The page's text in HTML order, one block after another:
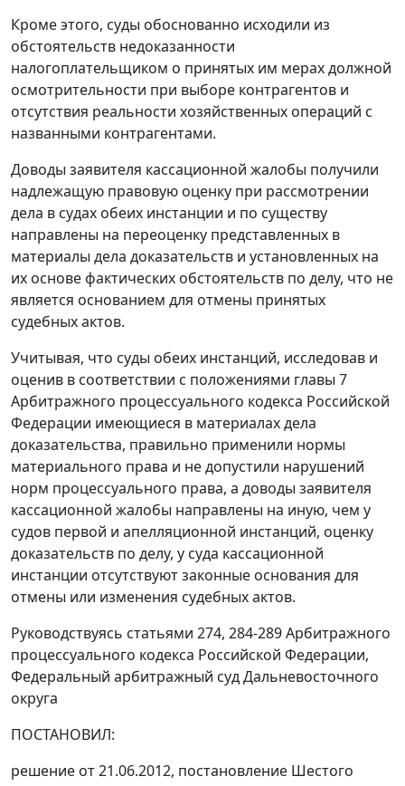
Кроме этого, суды обоснованно исходили из
обстоятельств недоказанности
налогоплательщиком о принятых им мерах должной
осмотрительности при выборе контрагентов и
отсутствия реальности хозяйственных операций с
названными контрагентами.
Доводы заявителя кассационной жалобы получили
надлежащую правовую оценку при рассмотрении
дела в судах обеих инстанции и по существу
направлены на переоценку представленных в
материалы дела доказательств и установленных на
их основе фактических обстоятельств по делу, что не
является основанием для отмены принятых
судебных актов.
Учитывая, что суды обеих инстанций, исследовав и
оценив в соответствии с положениями главы 7
Арбитражного процессуального кодекса Российской
Федерации имеющиеся в материалах дела
доказательства, правильно применили нормы
материального права и не допустили нарушений
норм процессуального права, а доводы заявителя
кассационной жалобы направлены на иную, чем у
судов первой и апелляционной инстанций, оценку
доказательств по делу, у суда кассационной
инстанции отсутствуют законные основания для
отмены или изменения судебных актов.
Руководствуясь статьями 274, 284-289Арбитражного
процессуального кодекса Российской Федерации,
Федеральный арбитражный суд Дальневосточного
округа
ПОСТАНОВИЛ:
решение от 21.06.2012, постановление Шестого